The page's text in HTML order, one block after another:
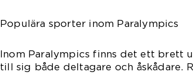
Populära sporter inom Paralympics
Inom Paralympics finns det ett brett
till sig både deltagare och åskådare.